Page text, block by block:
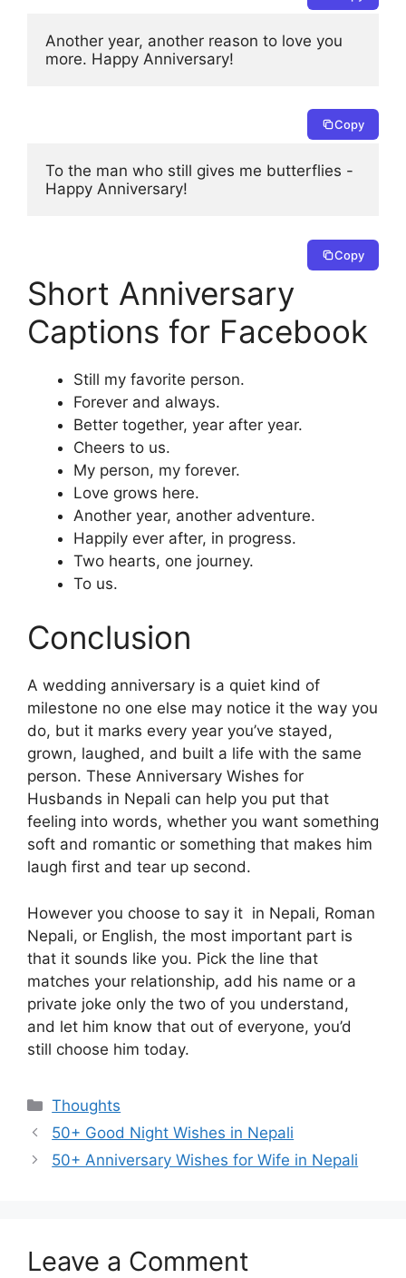
Another year, another reason to love you
more. Happy Anniversary!
Copy
To the man who still gives me butterflies -
Happy Anniversary!
Copy
Short Anniversary
Captions for Facebook
Still my favorite person.
Forever and always.
Better together, year after year.
Cheers to us.
My person, my forever.
Love grows here.
Another year, another adventure.
Happily ever after, in progress.
Two hearts, one journey.
To us.
Conclusion
A wedding anniversary is a quiet kind of
milestone no one else may notice it the way you
do, but it marks every year you’ve stayed,
grown, laughed, and built a life with the same
person. These Anniversary Wishes for
Husbands in Nepali can help you put that
feeling into words, whether you want something
soft and romantic or something that makes him
laugh first and tear up second.
However you choose to say it in Nepali, Roman
Nepali, or English, the most important part is
that it sounds like you. Pick the line that
matches your relationship, add his name or a
private joke only the two of you understand,
and let him know that out of everyone, you’d
still choose him today.
Categories
Thoughts
50+ Good Night Wishes in Nepali
50+ Anniversary Wishes for Wife in Nepali
Leave a Comment